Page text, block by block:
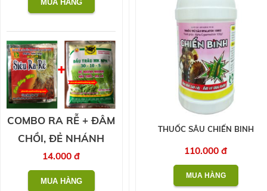
THUỐC SÂU CHIẾN BINH
110.000 đ
COMBO RA RỄ + ĐÂM
CHỒI, ĐẺ NHÁNH
14.000 đ